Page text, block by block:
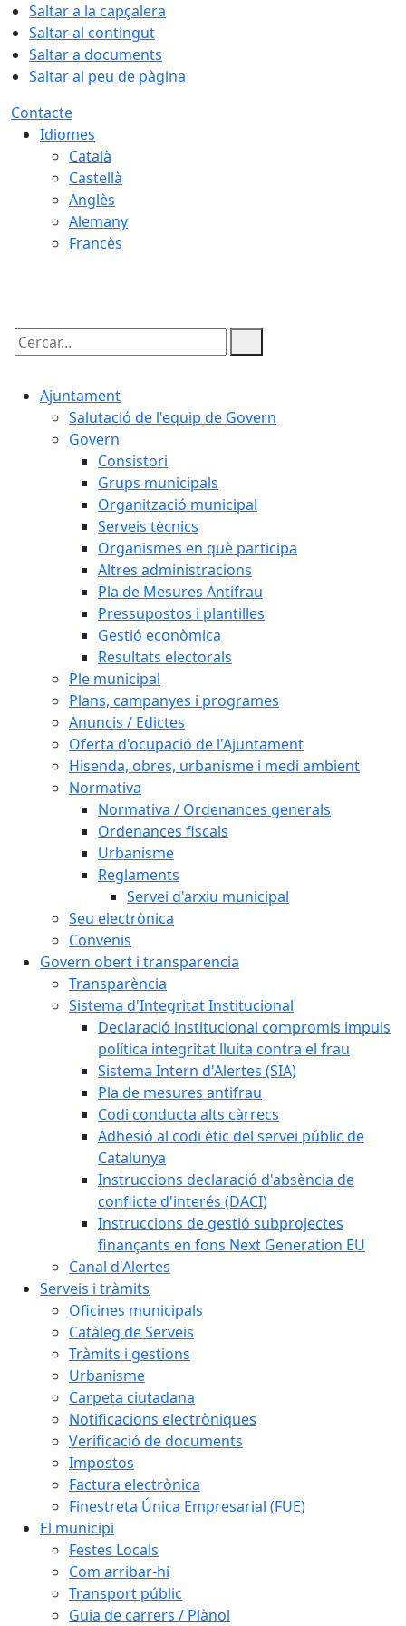
Saltar a la capçalera
Saltar al contingut
Saltar a documents
Saltar al peu de pàgina
Contacte
Idiomes
Català
Castellà
Anglès
Alemany
Francès
Cercar:
Ajuntament
Salutació de l'equip de Govern
Govern
Consistori
Grups municipals
Organització municipal
Serveis tècnics
Organismes en què participa
Altres administracions
Pla de Mesures Antifrau
Pressupostos i plantilles
Gestió econòmica
Resultats electorals
Ple municipal
Plans, campanyes i programes
Anuncis / Edictes
Oferta d'ocupació de l'Ajuntament
Hisenda, obres, urbanisme i medi ambient
Normativa
Normativa / Ordenances generals
Ordenances fiscals
Urbanisme
Reglaments
Servei d'arxiu municipal
Seu electrònica
Convenis
Govern obert i transparencia
Transparència
Sistema d'Integritat Institucional
Declaració institucional compromís impuls
política integritat lluita contra el frau
Sistema Intern d'Alertes (SIA)
Pla de mesures antifrau
Codi conducta alts càrrecs
Adhesió al codi ètic del servei públic de
Catalunya
Instruccions declaració d'absència de
conflicte d'interés (DACI)
Instruccions de gestió subprojectes
finançants en fons Next Generation EU
Canal d'Alertes
Serveis i tràmits
Oficines municipals
Catàleg de Serveis
Tràmits i gestions
Urbanisme
Carpeta ciutadana
Notificacions electròniques
Verificació de documents
Impostos
Factura electrònica
Finestreta Única Empresarial (FUE)
El municipi
Festes Locals
Com arribar-hi
Transport públic
Guia de carrers / Plànol